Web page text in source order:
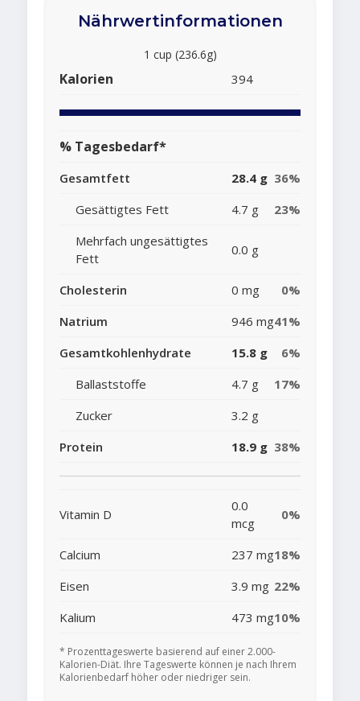
Nährwertinformationen
1 cup (236.6g)
Kalorien 394
% Tagesbedarf*
Gesamtfett 28.4 g 36%
Gesättigtes Fett
4.7 g
23%
Mehrfach ungesättigtes
Fett
0.0 g
Cholesterin 0 mg
0%
Natrium
946 mg41%
Gesamtkohlenhydrate
15.8 g
6%
Ballaststoffe
4.7 g
17%
Zucker
3.2 g
Protein
18.9 g 38%
Vitamin D
0.0
mcg
0%
Calcium 237 mg18%
Eisen
3.9 mg 22%
Kalium
473 mg10%
* Prozenttageswerte basierend auf einer 2.000-
Kalorien-Diät. Ihre Tageswerte können je nach Ihrem
Kalorienbedarf höher oder niedriger sein.